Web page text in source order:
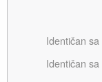
Identičan sa
Identičan sa